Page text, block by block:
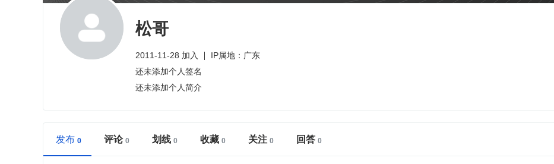
松哥
2011-11-28 加入
IP属地：广东
还未添加个人签名
还未添加个人简介
发布 评论 划线 收藏 关注 回答